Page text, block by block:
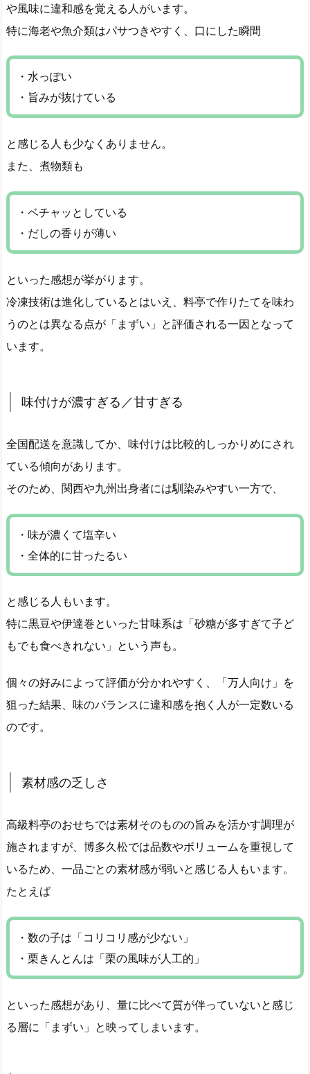
や風味に違和感を覚える人がいます。
特に海老や魚介類はパサつきやすく、口にした瞬間
・水っぽい
・旨みが抜けている
と感じる人も少なくありません。
また、煮物類も
・ベチャッとしている
・だしの香りが薄い
といった感想が挙がります。
冷凍技術は進化しているとはいえ、料亭で作りたてを味わ
うのとは異なる点が「まずい」と評価される一因となって
います。
味付けが濃すぎる／甘すぎる
全国配送を意識してか、味付けは比較的しっかりめにされ
ている傾向があります。
そのため、関西や九州出身者には馴染みやすい一方で、
・味が濃くて塩辛い
・全体的に甘ったるい
と感じる人もいます。
特に黒豆や伊達巻といった甘味系は「砂糖が多すぎて子ど
もでも食べきれない」という声も。
個々の好みによって評価が分かれやすく、「万人向け」を
狙った結果、味のバランスに違和感を抱く人が一定数いる
のです。
素材感の乏しさ
高級料亭のおせちでは素材そのものの旨みを活かす調理が
施されますが、博多久松では品数やボリュームを重視して
いるため、一品ごとの素材感が弱いと感じる人もいます。
たとえば
・数の子は「コリコリ感が少ない」
・栗きんとんは「栗の風味が人工的」
といった感想があり、量に比べて質が伴っていないと感じ
る層に「まずい」と映ってしまいます。